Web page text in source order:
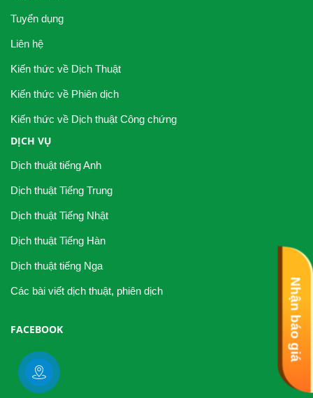
Tuyển dụng
Liên hệ
Kiến thức về Dịch Thuật
Kiến thức về Phiên dịch
Kiến thức về Dịch thuật Công chứng
DỊCH VỤ
Dịch thuật tiếng Anh
Dịch thuật Tiếng Trung
Dịch thuật Tiếng Nhật
Dịch thuật Tiếng Hàn
Dịch thuật tiếng Nga
Các bài viết dịch thuật, phiên dịch
FACEBOOK Nhận báo giá